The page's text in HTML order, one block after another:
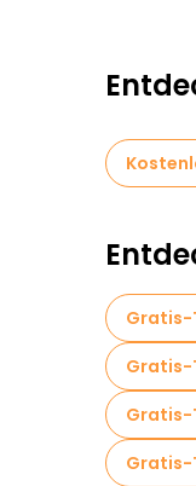
Gratis-
Gratis-
Gratis-
Gratis-